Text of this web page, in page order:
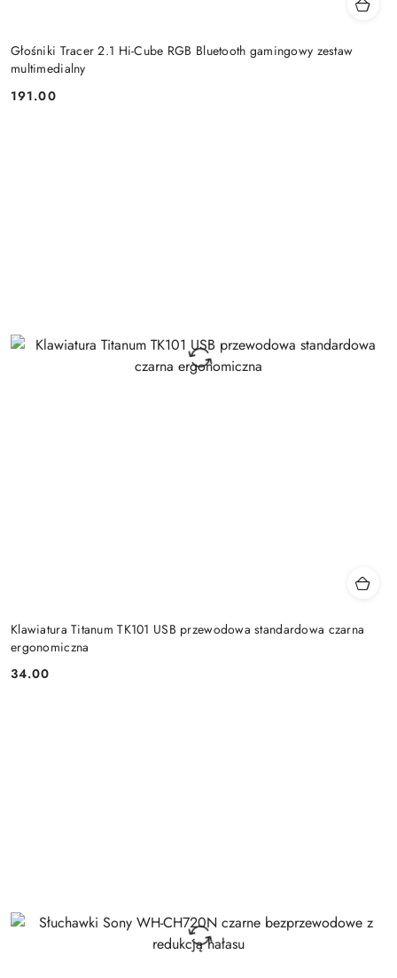
Głośniki Tracer 2.1 Hi-Cube RGB Bluetooth gamingowy zestaw
multimedialny
Cena:
191.00
Klawiatura Titanum TK101 USB przewodowa standardowa czarna
ergonomiczna
Cena:
34.00